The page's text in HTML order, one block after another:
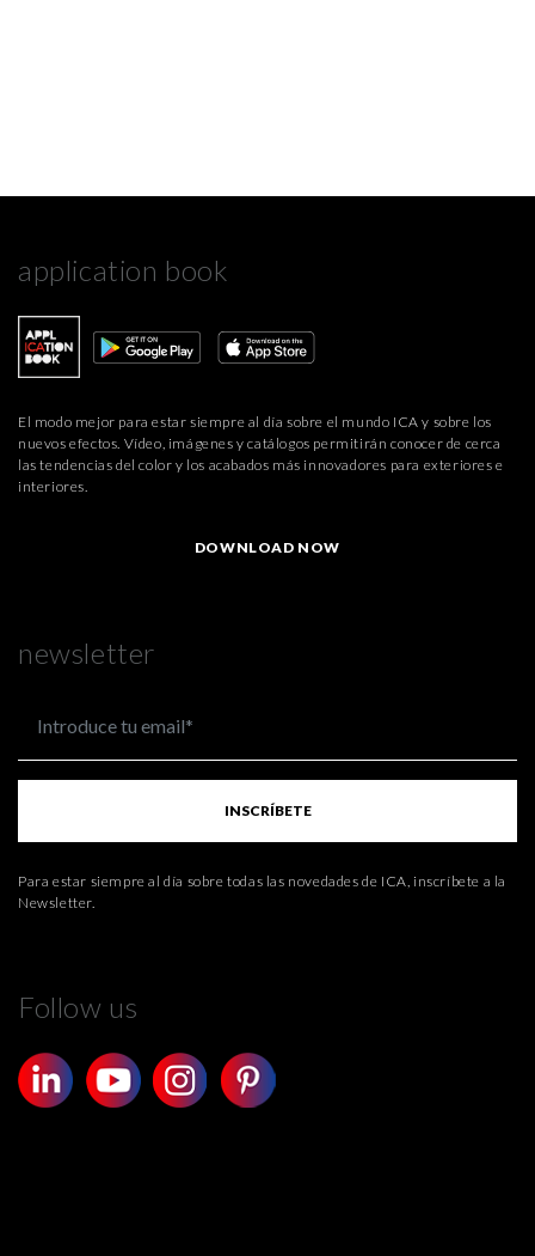
application book
El modo mejor para estar siempre al día sobre el mundo ICA y sobre los
nuevos efectos. Vídeo, imágenes y catálogos permitirán conocer de cerca
las tendencias del color y los acabados más innovadores para exteriores e
interiores.
DOWNLOAD NOW
newsletter
INSCRÍBETE
Para estar siempre al día sobre todas las novedades de ICA, inscríbete a la
Newsletter.
Follow us